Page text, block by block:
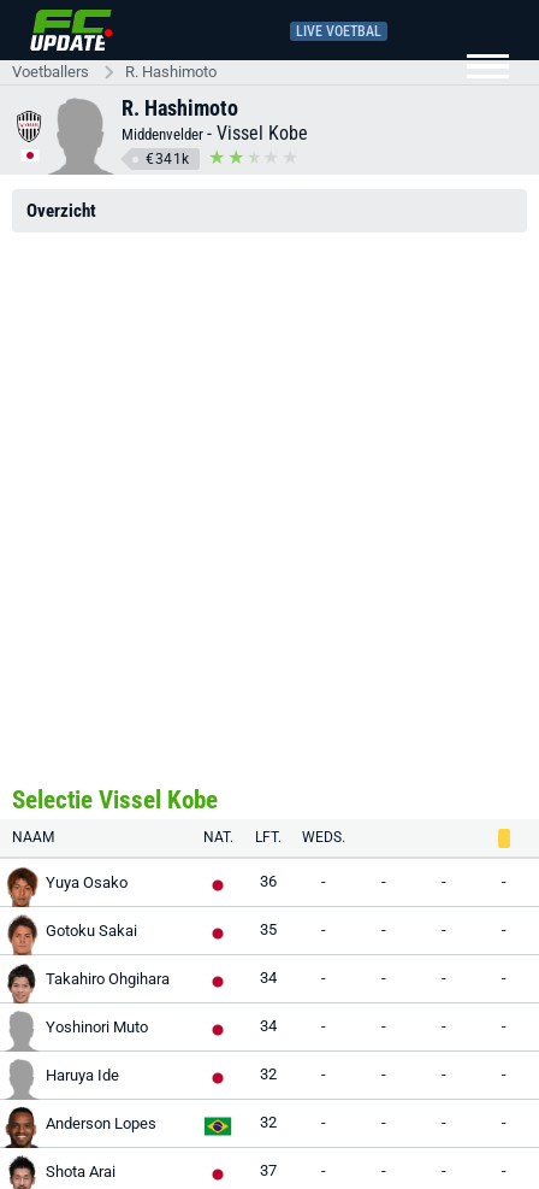
LIVE VOETBAL
Voetballers R. Hashimoto
R. Hashimoto
Middenvelder - Vissel Kobe
€341k
Overzicht
Selectie Vissel Kobe
NAAM NAT. LFT. WEDS.
Yuya Osako 36 - - - -
Gotoku Sakai 35 - - - -
Takahiro Ohgihara 34 - - - -
Yoshinori Muto 34 - - - -
Haruya Ide 32 - - - -
Anderson Lopes 32 - - - -
Shota Arai 37 - - - -